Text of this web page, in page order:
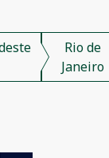
Rio de
Janeiro